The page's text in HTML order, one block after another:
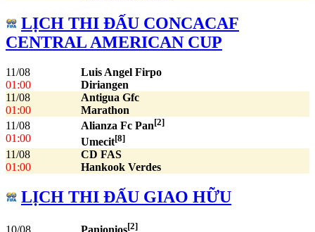
LỊCH THI ĐẤU CONCACAF
CENTRAL AMERICAN CUP
11/08
01:00
Luis Angel Firpo
Diriangen
11/08
01:00
Antigua Gfc
Marathon
11/08
01:00
Alianza Fc Pan[2]
Umecit[8]
11/08
01:00
CD FAS
Hankook Verdes
LỊCH THI ĐẤU GIAO HỮU
10/08 [2]